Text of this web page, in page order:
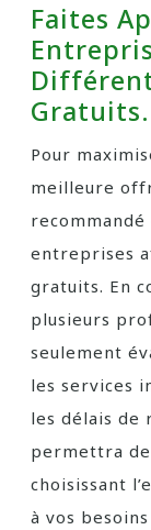
Faites
Gratuits.
Pour
meilleure
entreprises
gratuits. En
plusieurs
seulement
les services
les délais de
permettra
choisissant
à vos